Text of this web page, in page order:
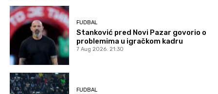
FUDBAL
Stanković pred Novi Pazar govorio o
problemima u igračkom kadru
7 Aug 2026. 21:30
FUDBAL